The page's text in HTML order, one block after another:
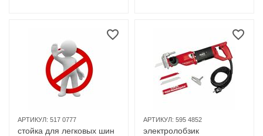
АРТИКУЛ: 517 0777
стойка для легковых шин
АРТИКУЛ: 595 4852
электролобзик